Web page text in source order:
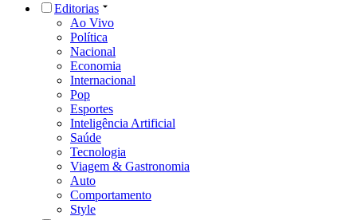
Editorias
Ao Vivo
Política
Nacional
Economia
Internacional
Pop
Esportes
Inteligência Artificial
Saúde
Tecnologia
Viagem & Gastronomia
Auto
Comportamento
Style